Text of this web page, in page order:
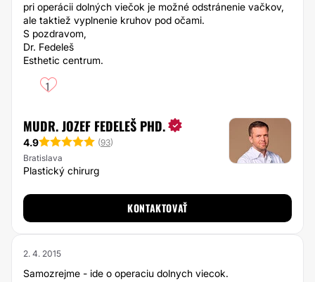
pri operácii dolných viečok je možné odstránenie vačkov,
ale taktiež vyplnenie kruhov pod očami.
S pozdravom,
Dr. Fedeleš
Esthetic centrum.
1
MUDR. JOZEF FEDELEŠ PHD.
4.9 (93)
Bratislava
Plastický chirurg
KONTAKTOVAŤ
2. 4. 2015
Samozrejme - ide o operaciu dolnych viecok.